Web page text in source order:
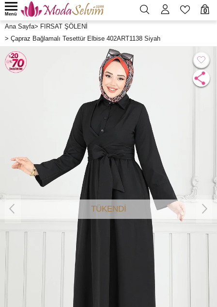
0
Menü
Ana Sayfa> FIRSAT ŞÖLENİ
> Çapraz Bağlamalı Tesettür Elbise 402ART1138 Siyah
TÜKENDİ